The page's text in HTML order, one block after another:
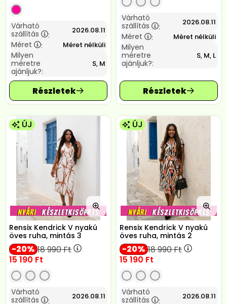
Várható
szállítás
: 2026.08.11
Méret : Méret nélküli
Milyen
méretre
ajánljuk?:
S, M
Várható
szállítás
: 2026.08.11
Méret : Méret nélküli
Milyen
méretre
ajánljuk?:
S, M, L
ÚJ
Rensix Kendrick V nyakú
öves ruha, mintás 3
20 18 990Ft
15 190 Ft
Várható
szállítás
: 2026.08.11
ÚJ
Rensix Kendrick V nyakú
öves ruha, mintás 2
20 18 990Ft
15 190 Ft
Várható
szállítás
: 2026.08.11